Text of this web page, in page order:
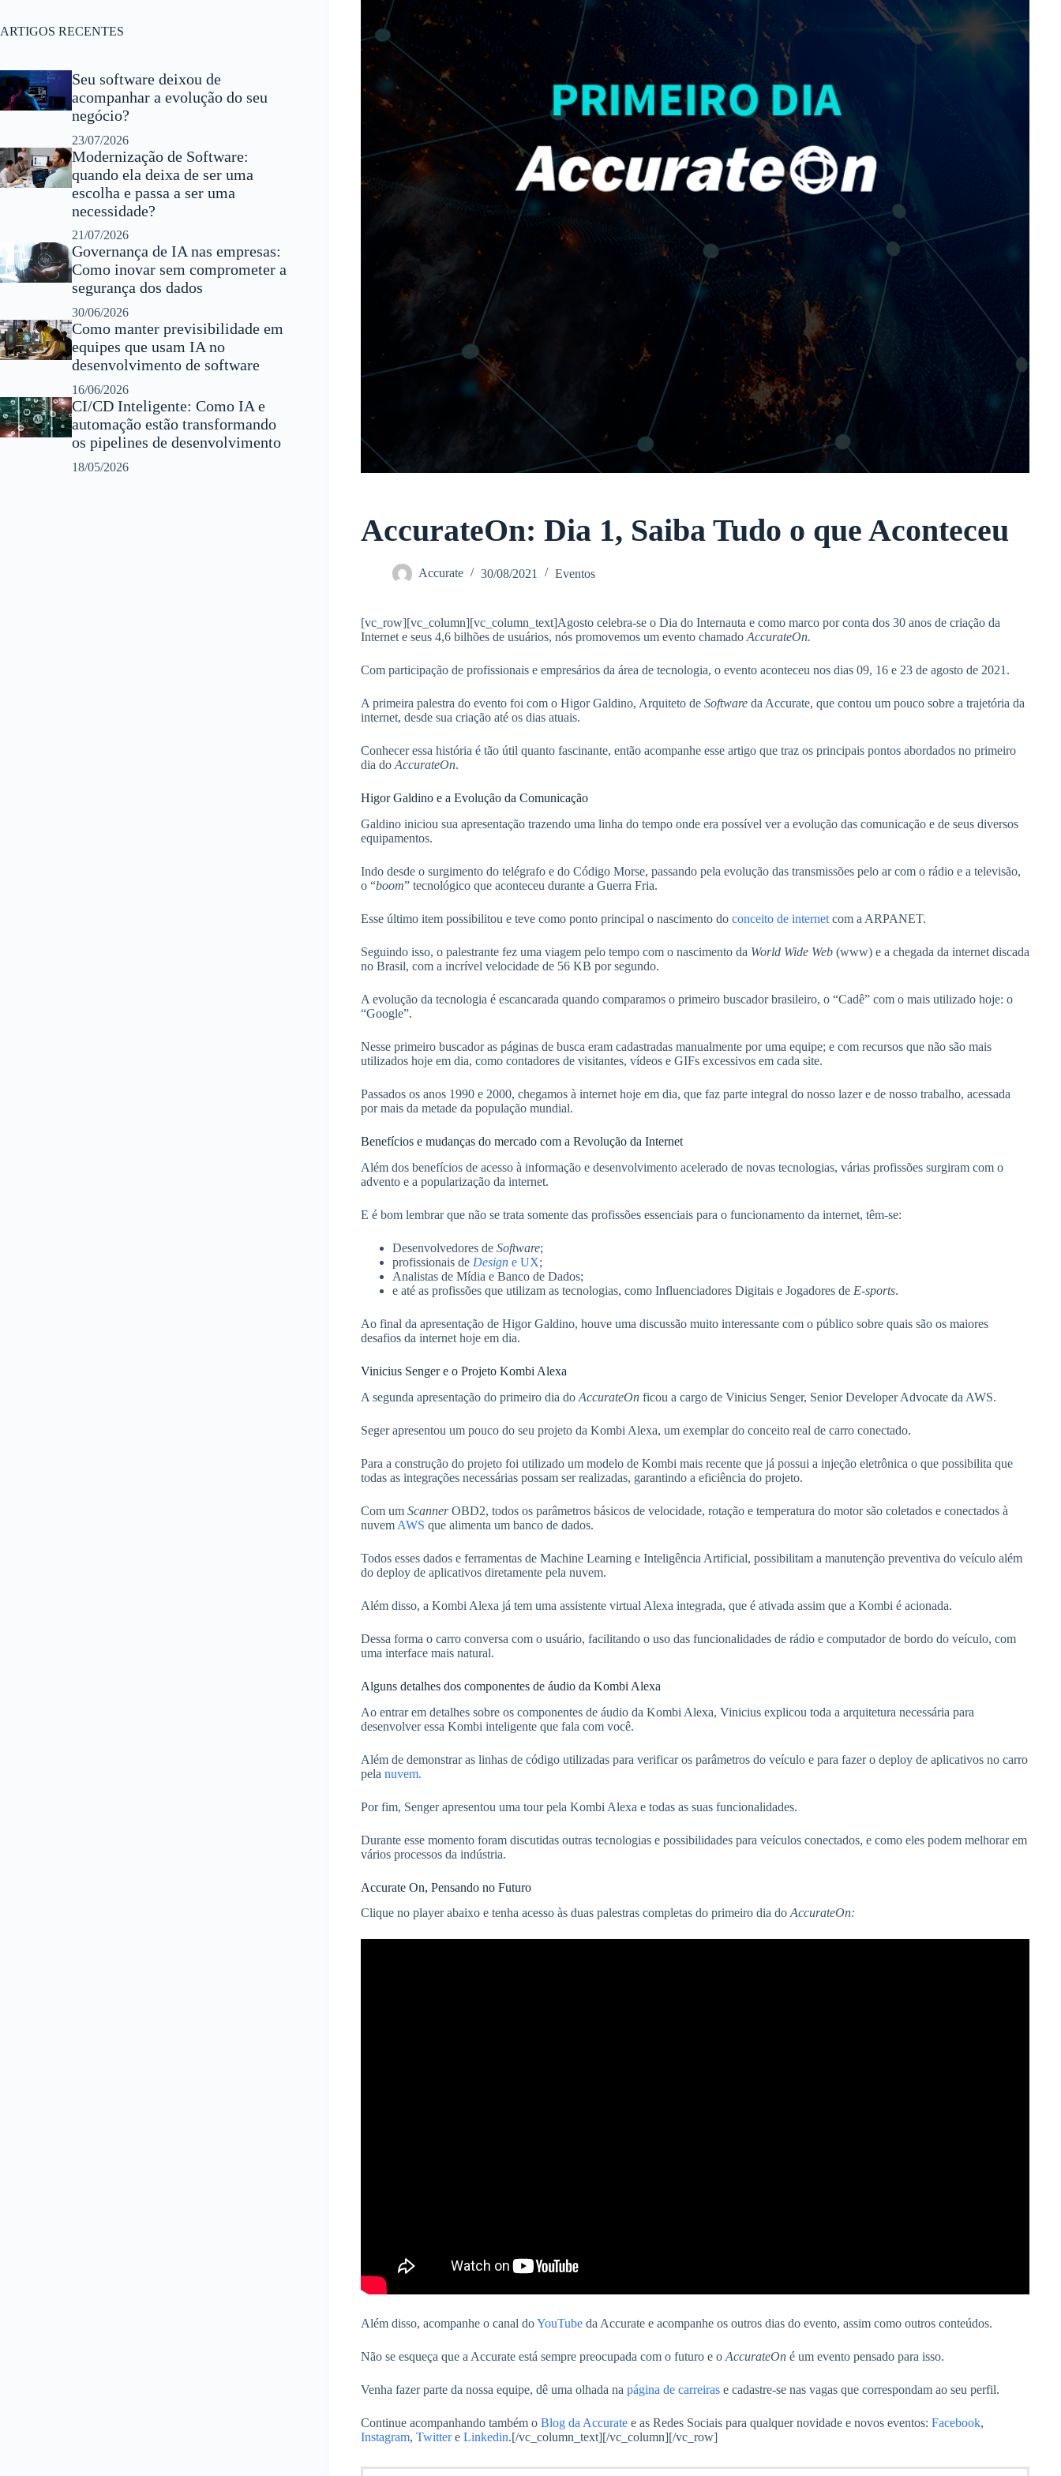
AccurateOn: Dia 1, Saiba Tudo o que Aconteceu
Accurate 30/08/2021 Eventos
[vc_row][vc_column][vc_column_text]Agosto celebra-se o Dia do Internauta e como marco por conta dos 30 anos de criação da
Internet e seus 4,6 bilhões de usuários, nós promovemos um evento chamado AccurateOn.
Com participação de profissionais e empresários da área de tecnologia, o evento aconteceu nos dias 09, 16 e 23 de agosto de 2021.
A primeira palestra do evento foi com o Higor Galdino, Arquiteto de Softwareda Accurate, que contou um pouco sobre a trajetória da
internet, desde sua criação até os dias atuais.
Conhecer essa história é tão útil quanto fascinante, então acompanhe esse artigo que traz os principais pontos abordados no primeiro
dia do AccurateOn.
Higor Galdino e a Evolução da Comunicação
Galdino iniciou sua apresentação trazendo uma linha do tempo onde era possível ver a evolução das comunicação e de seus diversos
equipamentos.
Indo desde o surgimento do telégrafo e do Código Morse, passando pela evolução das transmissões pelo ar com o rádio e a televisão,
o “boom” tecnológico que aconteceu durante a Guerra Fria.
Esse último item possibilitou e teve como ponto principal o nascimento do conceito de internet com a ARPANET.
Seguindo isso, o palestrante fez uma viagem pelo tempo com o nascimento da World Wide Web(www) e a chegada da internet discada
no Brasil, com a incrível velocidade de 56 KB por segundo.
A evolução da tecnologia é escancarada quando comparamos o primeiro buscador brasileiro, o “Cadê” com o mais utilizado hoje: o
“Google”.
Nesse primeiro buscador as páginas de busca eram cadastradas manualmente por uma equipe; e com recursos que não são mais
utilizados hoje em dia, como contadores de visitantes, vídeos e GIFs excessivos em cada site.
Passados os anos 1990 e 2000, chegamos à internet hoje em dia, que faz parte integral do nosso lazer e de nosso trabalho, acessada
por mais da metade da população mundial.
Benefícios e mudanças do mercado com a Revolução da Internet
Além dos benefícios de acesso à informação e desenvolvimento acelerado de novas tecnologias, várias profissões surgiram com o
advento e a popularização da internet.
E é bom lembrar que não se trata somente das profissões essenciais para o funcionamento da internet, têm-se:
Desenvolvedores de Software;
profissionais de Designe UX;
Analistas de Mídia e Banco de Dados;
e até as profissões que utilizam as tecnologias, como Influenciadores Digitais e Jogadores de E-sports.
Ao final da apresentação de Higor Galdino, houve uma discussão muito interessante com o público sobre quais são os maiores
desafios da internet hoje em dia.
Vinicius Senger e o Projeto Kombi Alexa
A segunda apresentação do primeiro dia do AccurateOnficou a cargo de Vinicius Senger, Senior Developer Advocate da AWS.
Seger apresentou um pouco do seu projeto da Kombi Alexa, um exemplar do conceito real de carro conectado.
Para a construção do projeto foi utilizado um modelo de Kombi mais recente que já possui a injeção eletrônica o que possibilita que
todas as integrações necessárias possam ser realizadas, garantindo a eficiência do projeto.
Com umScannerOBD2, todos os parâmetros básicos de velocidade, rotação e temperatura do motor são coletados e conectados à
nuvem AWS que alimenta um banco de dados.
Todos esses dados e ferramentas de Machine Learning e Inteligência Artificial, possibilitam a manutenção preventiva do veículo além
do deploy de aplicativos diretamente pela nuvem.
Além disso, a Kombi Alexa já tem uma assistente virtual Alexa integrada, que é ativada assim que a Kombi é acionada.
Dessa forma o carro conversa com o usuário, facilitando o uso das funcionalidades de rádio e computador de bordo do veículo, com
uma interface mais natural.
Alguns detalhes dos componentes de áudio da Kombi Alexa
Ao entrar em detalhes sobre os componentes de áudio da Kombi Alexa, Vinicius explicou toda a arquitetura necessária para
desenvolver essa Kombi inteligente que fala com você.
Além de demonstrar as linhas de código utilizadas para verificar os parâmetros do veículo e para fazer o deploy de aplicativos no carro
pela nuvem.
Por fim, Senger apresentou uma tour pela Kombi Alexa e todas as suas funcionalidades.
Durante esse momento foram discutidas outras tecnologias e possibilidades para veículos conectados, e como eles podem melhorar em
vários processos da indústria.
Accurate On, Pensando no Futuro
Clique no player abaixo e tenha acesso às duas palestras completas do primeiro dia do AccurateOn:
Além disso, acompanhe o canal doYouTubeda Accurate e acompanhe os outros dias do evento, assim como outros conteúdos.
Não se esqueça que a Accurate está sempre preocupada com o futuro e o AccurateOné um evento pensado para isso.
Venha fazer parte da nossa equipe, dê uma olhada na página de carreirase cadastre-se nas vagas que correspondam ao seu perfil.
Continue acompanhando também o Blog da Accuratee as Redes Sociais para qualquer novidade e novos eventos: Facebook,
Instagram, Twittere Linkedin.[/vc_column_text][/vc_column][/vc_row]
ARTIGOS RECENTES
Seu software deixou de
acompanhar a evolução do seu
negócio?
23/07/2026
Modernização de Software:
quando ela deixa de ser uma
escolha e passa a ser uma
necessidade?
21/07/2026
Governança de IA nas empresas:
Como inovar sem comprometer a
segurança dos dados
30/06/2026
Como manter previsibilidade em
equipes que usam IA no
desenvolvimento de software
16/06/2026
CI/CD Inteligente: Como IA e
automação estão transformando
os pipelines de desenvolvimento
18/05/2026